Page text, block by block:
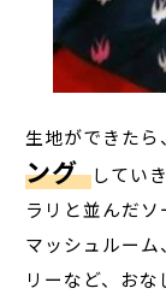
生地ができたら
ング してい
ラリと並んだ
マッシュルー
リーなど、お